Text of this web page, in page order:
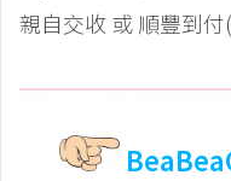
親自交收 或 順豐到